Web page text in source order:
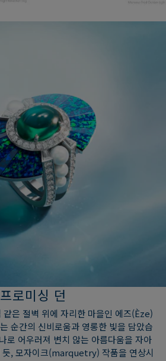
프로미싱 던
같은 절벽 위에 자리한 마을인 에즈(Èze)
순간의 신비로움과 영롱한 빛을 담았습
로 어우러져 변치 않는 아름다움을 자아
듯, 모자이크(marquetry) 작품을 연상시